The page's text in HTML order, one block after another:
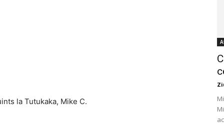
la Tutukaka, Mike C.